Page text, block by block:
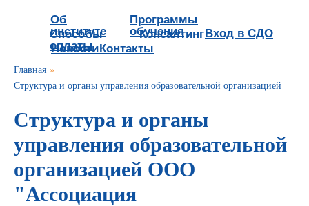
Об
институте
Программы
обучения
Способы
оплаты
Консалтинг
Новости
Вход в СДО
Контакты
Главная »
Структура и органы управления образовательной организацией
Структура и органы
управления образовательной
организацией ООО
"Ассоциация